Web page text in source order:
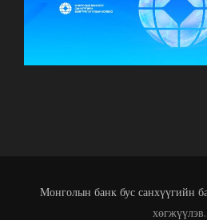
Монголын банк бус санхүүгийн
хөгжүүлэв.